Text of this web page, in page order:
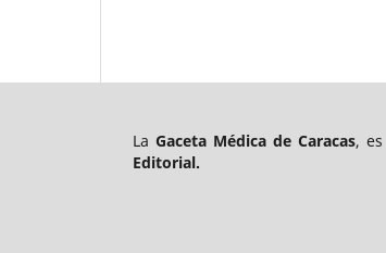
LaGaceta Médica de Caracas,
Editorial.